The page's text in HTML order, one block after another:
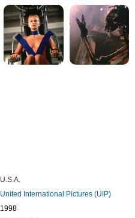
U.S.A.
United International Pictures (UIP)
1998